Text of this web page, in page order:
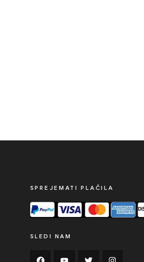
SPREJEMATI PLAČILA
SLEDI NAM